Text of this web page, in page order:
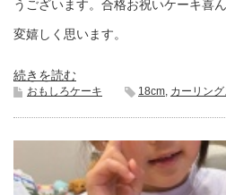
うございます。合格お祝いケーキ喜
変嬉しく思います。
続きを読む
おもしろケーキ 18cm, カーリン